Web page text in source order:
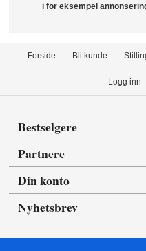
i for eksempel
Forside Bli kunde
Logg inn
Bestselgere
Partnere
Din konto
Nyhetsbrev